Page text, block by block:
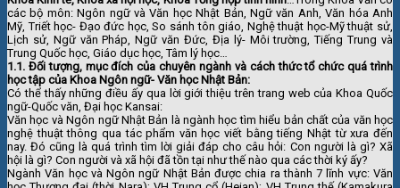
các bộ môn: Ngôn ngữ và Văn học Nhật Bản, Ngữ văn Anh, Văn hóa Anh
Mỹ, Triết học- Đạo đức học, So sánh tôn giáo, Nghệ thuật học-Mỹ thuật sử,
Lịch sử, Ngữ văn Pháp, Ngữ văn Đức, Địa lý- Môi trường, Tiếng Trung và
Trung Quốc học, Giáo dục học, Tâm lý học…
1.1. Đối tượng, mục đích của chuyên ngành và cách thức tổ chức quá trình
học tập của Khoa Ngôn ngữ- Văn học Nhật Bản:
Có thể thấy những điều ấy qua lời giới thiệu trên trang web của Khoa Quốc
ngữ-Quốc văn, Đại học Kansai:
Văn học và Ngôn ngữ Nhật Bản là ngành học tìm hiểu bản chất của văn học
nghệ thuật thông qua tác phẩm văn học viết bằng tiếng Nhật từ xưa đến
nay. Đó cũng là quá trình tìm lời giải đáp cho câu hỏi: Con người là gì? Xã
hội là gì? Con người và xã hội đã tồn tại như thế nào qua các thời ký ấy?
Ngành Văn học và Ngôn ngữ Nhật Bản được chia ra thành 7 lĩnh vực: Văn